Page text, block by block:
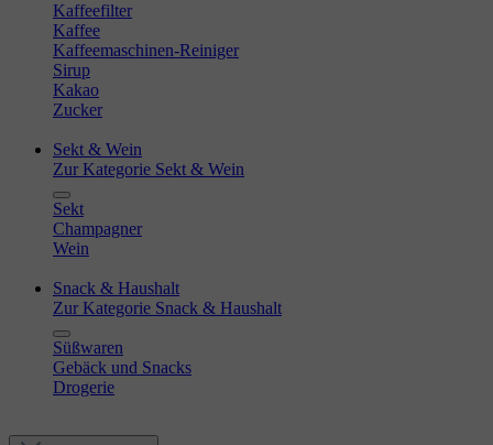
Kaffeefilter
Kaffee
Kaffeemaschinen-Reiniger
Sirup
Kakao
Zucker
Sekt & Wein
Zur Kategorie Sekt & Wein
Sekt
Champagner
Wein
Snack & Haushalt
Zur Kategorie Snack & Haushalt
Süßwaren
Gebäck und Snacks
Drogerie